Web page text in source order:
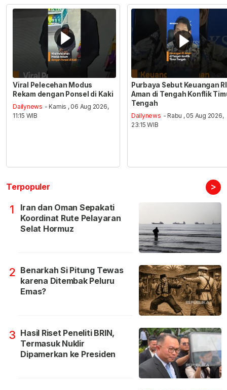
Viral Pelecehan Modus
Rekam dengan Ponsel di Kaki
Dailynews - Kamis , 06 Aug 2026,
11:15 WIB
Purbaya Sebut Keuangan RI
Aman di Tengah Konflik
Tengah
Dailynews - Rabu , 05 Aug 2026,
23:15 WIB
Terpopuler >
1
Iran dan Oman Sepakati
Koordinat Rute Pelayaran
Selat Hormuz
2 Benarkah Si Pitung Tewas
karena Ditembak Peluru
Emas?
3 Hasil Riset Peneliti BRIN,
Termasuk Nuklir
Dipamerkan ke Presiden